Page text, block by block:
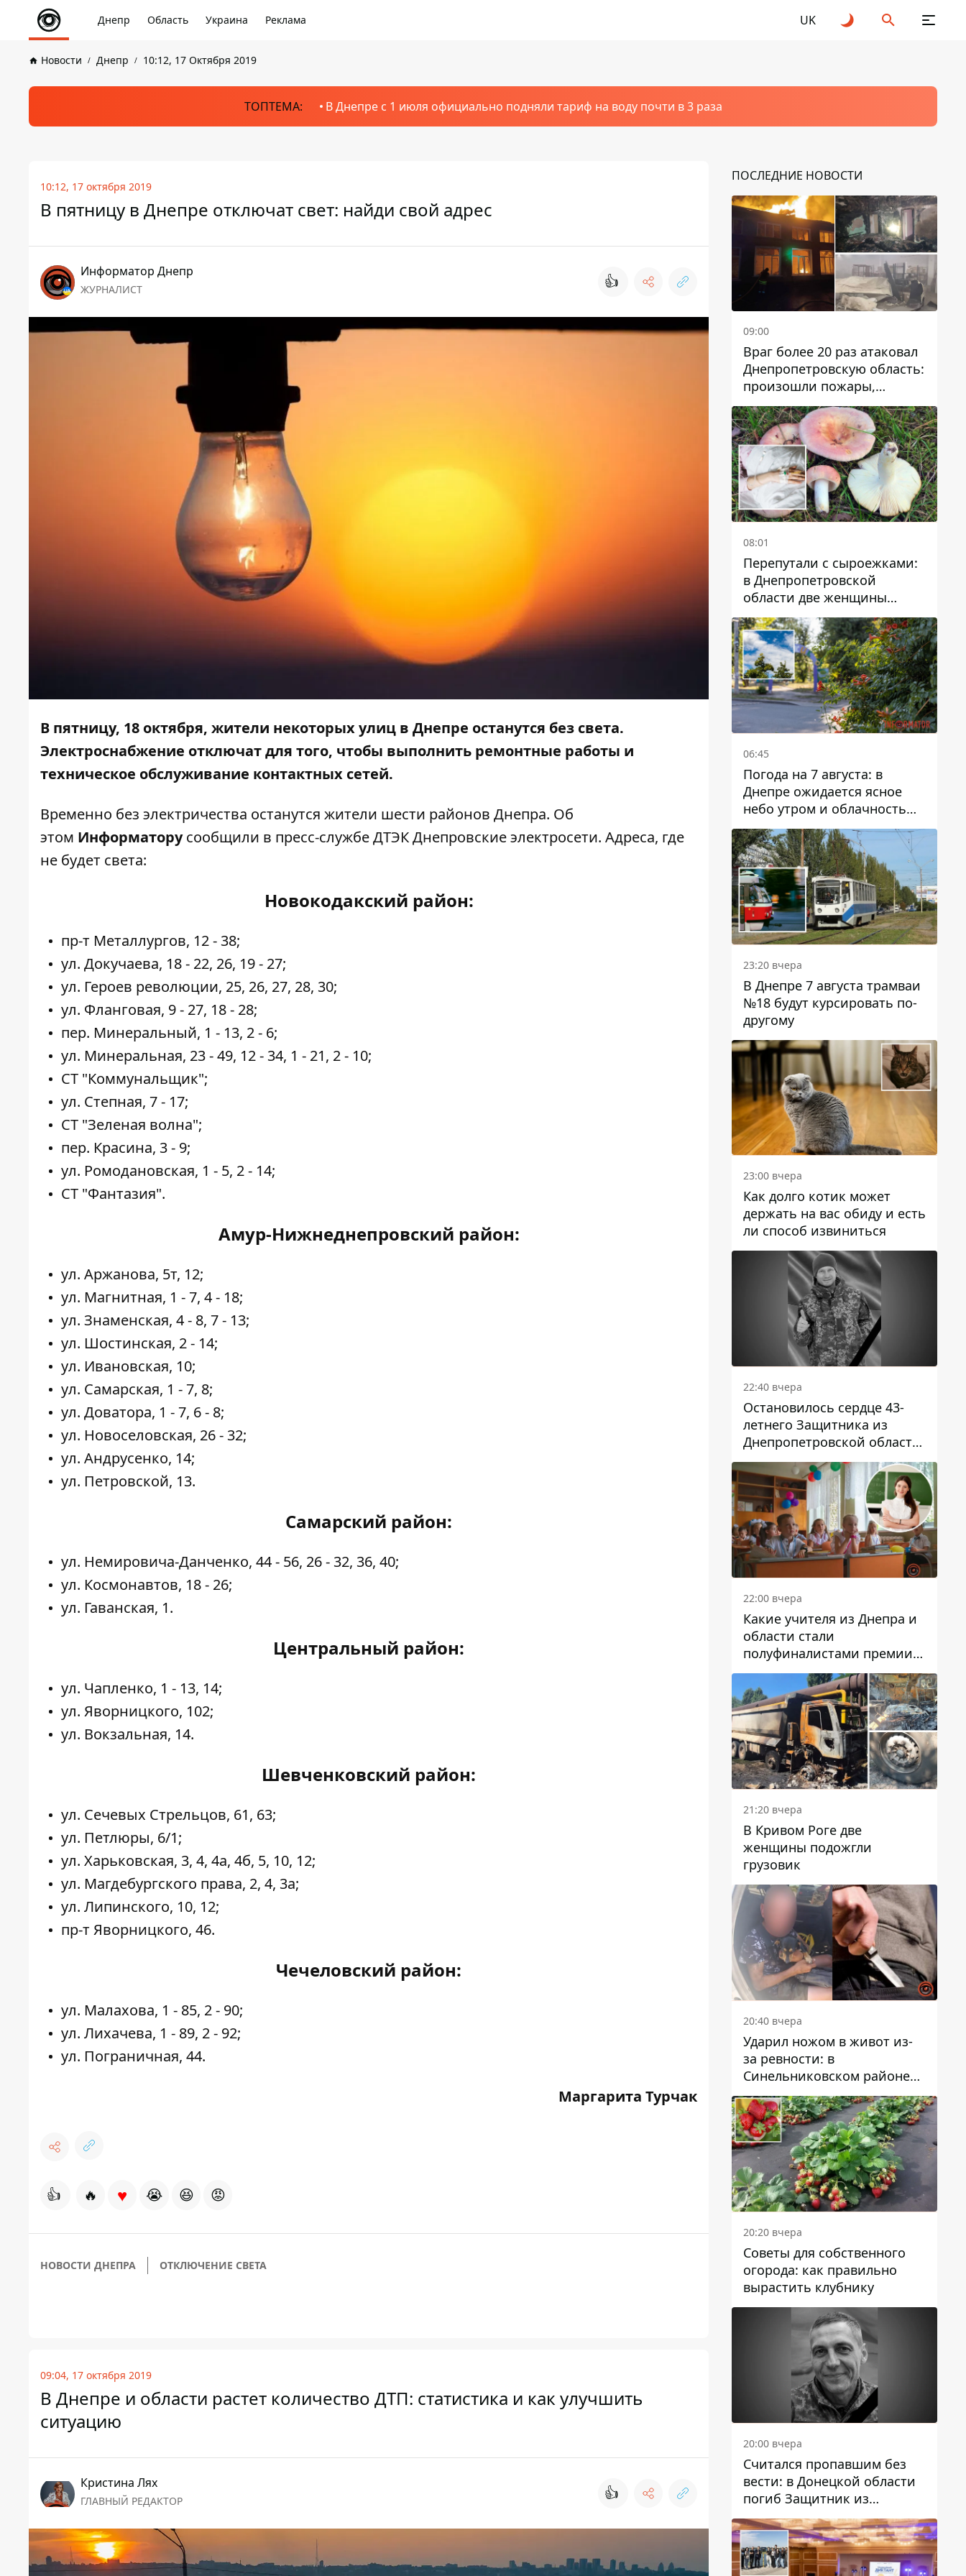
Днепр Область Украина Реклама UK
Новости Днепр 10:12, 17 Октября 2019
ТОПТЕМА: В Днепре с 1 июля официально подняли тариф на воду почти в 3 раза
10:12, 17 октября 2019
В пятницу в Днепре отключат свет: найди свой адрес
Информатор Днепр
ЖУРНАЛИСТ 👍
В пятницу, 18 октября, жители некоторых улиц в Днепре останутся без света.
Электроснабжение отключат для того, чтобы выполнить ремонтные работы и
техническое обслуживание контактных сетей.
Временно без электричества останутся жители шести районов Днепра. Об
этом Информаторусообщили в пресс-службе ДТЭК Днепровские электросети. Адреса, где
не будет света:
Новокодакский район:
пр-т Металлургов, 12 - 38;
ул. Докучаева, 18 - 22, 26, 19 - 27;
ул. Героев революции, 25, 26, 27, 28, 30;
ул. Фланговая, 9 - 27, 18 - 28;
пер. Минеральный, 1 - 13, 2 - 6;
ул. Минеральная, 23 - 49, 12 - 34, 1 - 21, 2 - 10;
СТ "Коммунальщик";
ул. Степная, 7 - 17;
СТ "Зеленая волна";
пер. Красина, 3 - 9;
ул. Ромодановская, 1 - 5, 2 - 14;
СТ "Фантазия".
Амур-Нижнеднепровский район:
ул. Аржанова, 5т, 12;
ул. Магнитная, 1 - 7, 4 - 18;
ул. Знаменская, 4 - 8, 7 - 13;
ул. Шостинская, 2 - 14;
ул. Ивановская, 10;
ул. Самарская, 1 - 7, 8;
ул. Доватора, 1 - 7, 6 - 8;
ул. Новоселовская, 26 - 32;
ул. Андрусенко, 14;
ул. Петровской, 13.
Самарский район:
ул. Немировича-Данченко, 44 - 56, 26 - 32, 36, 40;
ул. Космонавтов, 18 - 26;
ул. Гаванская, 1.
Центральный район:
ул. Чапленко, 1 - 13, 14;
ул. Яворницкого, 102;
ул. Вокзальная, 14.
Шевченковский район:
ул. Сечевых Стрельцов, 61, 63;
ул. Петлюры, 6/1;
ул. Харьковская, 3, 4, 4а, 4б, 5, 10, 12;
ул. Магдебургского права, 2, 4, 3а;
ул. Липинского, 10, 12;
пр-т Яворницкого, 46.
Чечеловский район:
ул. Малахова, 1 - 85, 2 - 90;
ул. Лихачева, 1 - 89, 2 - 92;
ул. Пограничная, 44.
Маргарита Турчак
👍 🔥 ♥ 😭 😆 😡
НОВОСТИ ДНЕПРА ОТКЛЮЧЕНИЕ СВЕТА
09:04, 17 октября 2019
В Днепре и области растет количество ДТП: статистика и как улучшить
ситуацию
Кристина Лях
ГЛАВНЫЙ РЕДАКТОР 👍
ПОСЛЕДНИЕ НОВОСТИ
09:00
Враг более 20 раз атаковал
Днепропетровскую область:
произошли пожары,
повреждены дома,
инфраструктура и авто
08:01
Перепутали с сыроежками:
в Днепропетровской
области две женщины
отравились грибами
06:45
Погода на 7 августа: в
Днепре ожидается ясное
небо утром и облачность
после обеда
23:20 вчера
В Днепре 7 августа трамваи
№18 будут курсировать по-
другому
23:00 вчера
Как долго котик может
держать на вас обиду и есть
ли способ извиниться
22:40 вчера
Остановилось сердце 43-
летнего Защитника из
Днепропетровской области
Евгения Зинченко
22:00 вчера
Какие учителя из Днепра и
области стали
полуфиналистами премии
Global Teacher Prize Ukraine
2026
21:20 вчера
В Кривом Роге две
женщины подожгли
грузовик
20:40 вчера
Ударил ножом в живот из-
за ревности: в
Синельниковском районе
задержали 49-летнего
мужчину за убийство
20:20 вчера
Советы для собственного
огорода: как правильно
вырастить клубнику
20:00 вчера
Считался пропавшим без
вести: в Донецкой области
погиб Защитник из
Каменского Антон
Красовский